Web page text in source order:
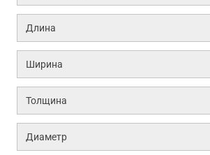
Длина
Ширина
Толщина
Диаметр